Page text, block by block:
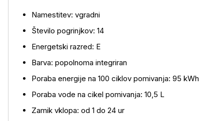
Namestitev: vgradni
Število pogrinjkov: 14
Energetski razred: E
Barva: popolnoma integriran
Poraba energije na 100 ciklov pomivanja: 95 kWh
Poraba vode na cikel pomivanja: 10,5 L
Zamik vklopa: od 1 do 24 ur